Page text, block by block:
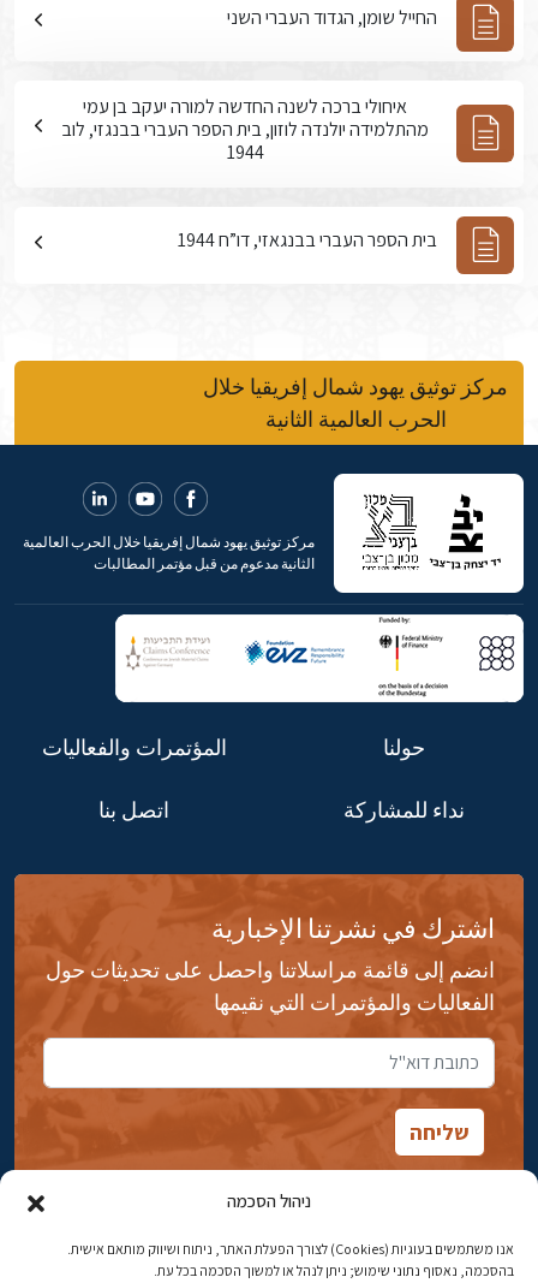
ניהול הסכמה
אנו משתמשים בעוגיות (Cookies) לצורך הפעלת האתר, ניתוח ושיווק מותאם אישית.
בהסכמה, נאסוף נתוני שימוש; ניתן לנהל או למשוך הסכמה בכל עת.
החייל שומן, הגדוד העברי השני
איחולי ברכה לשנה החדשה למורה יעקב בן עמי
מהתלמידה יולנדה לוזון, בית הספר העברי בבנגזי, לוב
1944
בית הספר העברי בבנגאזי, דו”ח 1944
مركز توثيق يهود شمال إفريقيا خلال
الحرب العالمية الثانية
مركز توثيق يهود شمال إفريقيا خلال الحرب العالمية
الثانية مدعوم من قبل مؤتمر المطالبات
حولنا المؤتمرات والفعاليات
نداء للمشاركة اتصل بنا
اشترك في نشرتنا الإخبارية
انضم إلى قائمة مراسلاتنا واحصل على تحديثات حول
الفعاليات والمؤتمرات التي نقيمها
شارع ابن جبيرول، رحافيا ١٤ أورشليم - القدس